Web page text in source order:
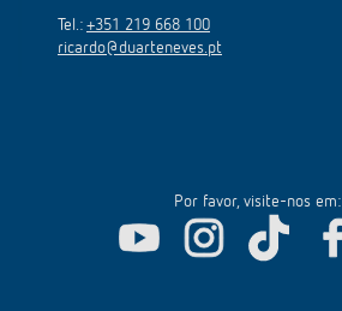
Tel.: +351 219 668 100
ricardo@duarteneves.pt
Por favor, visite-nos em: